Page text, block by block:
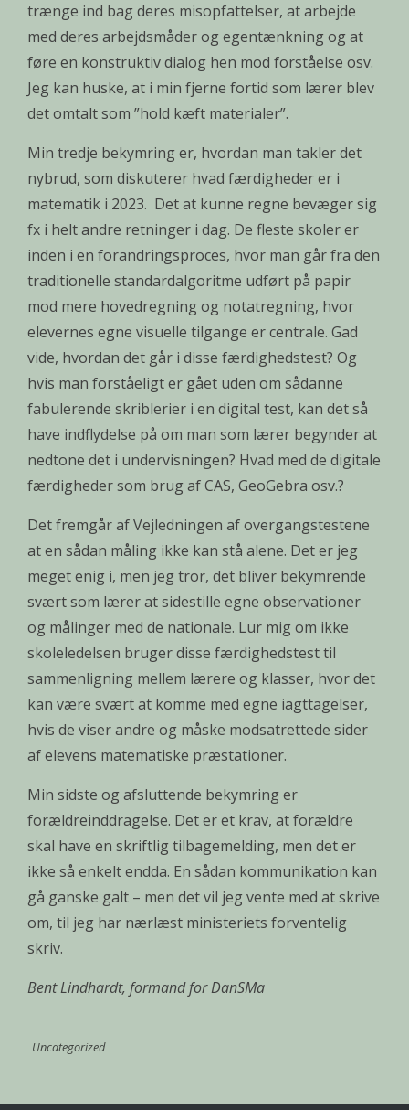
trænge ind bag deres misopfattelser, at arbejde
med deres arbejdsmåder og egentænkning og at
føre en konstruktiv dialog hen mod forståelse osv.
Jeg kan huske, at i min fjerne fortid som lærer blev
det omtalt som ”hold kæft materialer”.
Min tredje bekymring er, hvordan man takler det
nybrud, som diskuterer hvad færdigheder er i
matematik i 2023. Det at kunne regne bevæger sig
fx i helt andre retninger i dag. De fleste skoler er
inden i en forandringsproces, hvor man går fra den
traditionelle standardalgoritme udført på papir
mod mere hovedregning og notatregning, hvor
elevernes egne visuelle tilgange er centrale. Gad
vide, hvordan det går i disse færdighedstest? Og
hvis man forståeligt er gået uden om sådanne
fabulerende skriblerier i en digital test, kan det så
have indflydelse på om man som lærer begynder at
nedtone det i undervisningen? Hvad med de digitale
færdigheder som brug af CAS, GeoGebra osv.?
Det fremgår af Vejledningen af overgangstestene
at en sådan måling ikke kan stå alene. Det er jeg
meget enig i, men jeg tror, det bliver bekymrende
svært som lærer at sidestille egne observationer
og målinger med de nationale. Lur mig om ikke
skoleledelsen bruger disse færdighedstest til
sammenligning mellem lærere og klasser, hvor det
kan være svært at komme med egne iagttagelser,
hvis de viser andre og måske modsatrettede sider
af elevens matematiske præstationer.
Min sidste og afsluttende bekymring er
forældreinddragelse. Det er et krav, at forældre
skal have en skriftlig tilbagemelding, men det er
ikke så enkelt endda. En sådan kommunikation kan
gå ganske galt – men det vil jeg vente med at skrive
om, til jeg har nærlæst ministeriets forventelig
skriv.
Bent Lindhardt, formand for DanSMa
Uncategorized